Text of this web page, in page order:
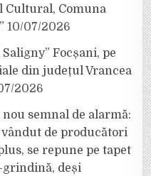
Cultural, Comuna
10/07/2026
Focșani, pe
din județul Vrancea
2026
semnal de alarmă:
de producători
se repune pe tapet
deși